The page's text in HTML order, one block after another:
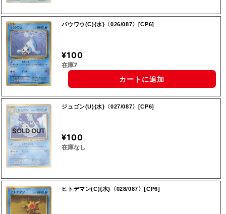
パウワウ(C){水}〈026/087〉[CP6]
¥100
在庫7
カートに追加
SOLD OUT
ジュゴン(U){水}〈027/087〉[CP6]
¥100
在庫なし
ヒトデマン(C){水}〈028/087〉[CP6]